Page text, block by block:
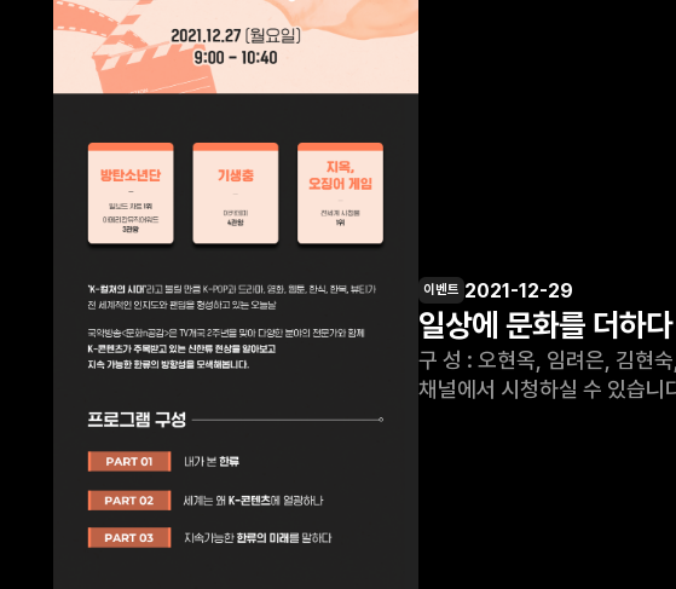
이벤트 2021-12-29
일상에 문화를 더하
구 성 : 오현옥, 임려은, 김현숙, 조은주 조 연 출 : 모아리 연 출 : 정확히 (재)국악방송은 국내 유일 한국
채널에서 시청하실 수 있습니다. - TV - kt올레tv ch.251 - 라디오 - 서울∙경기FM 99.1MHz, 광주FM 99.3MHz,